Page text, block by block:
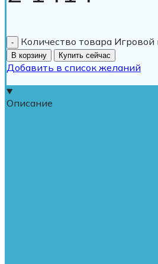
Количество товара
В корзину Купить сейчас
Добавить в список желаний
Описание